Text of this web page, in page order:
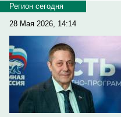
Регион сегодня
28 Мая 2026, 14:14